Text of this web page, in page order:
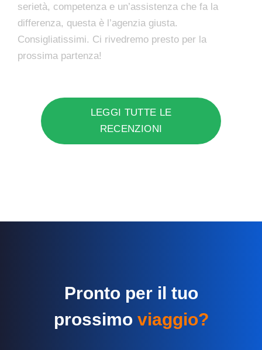
serietà, competenza e un’assistenza che fa la
differenza, questa è l’agenzia giusta.
Consigliatissimi. Ci rivedremo presto per la
prossima partenza!
LEGGI TUTTE LE
RECENZIONI
Pronto per il tuo
prossimo viaggio?